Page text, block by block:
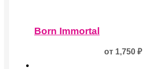
товар
имеет
Born Immortal
от 1,750 ₽